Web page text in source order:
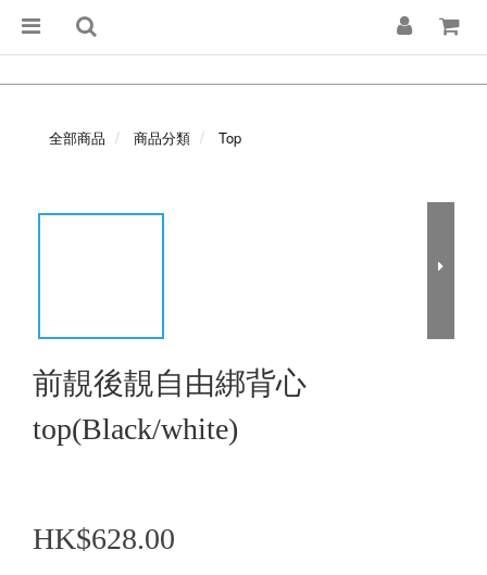
全部商品 商品分類 Top
前靚後靚自由綁背心
top(Black/white)
HK$628.00